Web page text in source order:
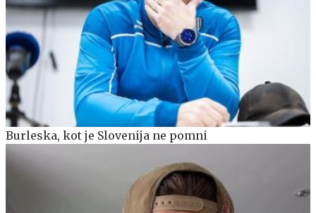
Burleska, kot je Slovenija ne pomni